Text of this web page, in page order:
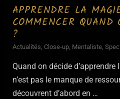
APPRENDRE LA
COMMENCER
?
Actualités, Close-up, Mentaliste,
Quand on décide
n’est pas le manque de
découvrent d’abord en …